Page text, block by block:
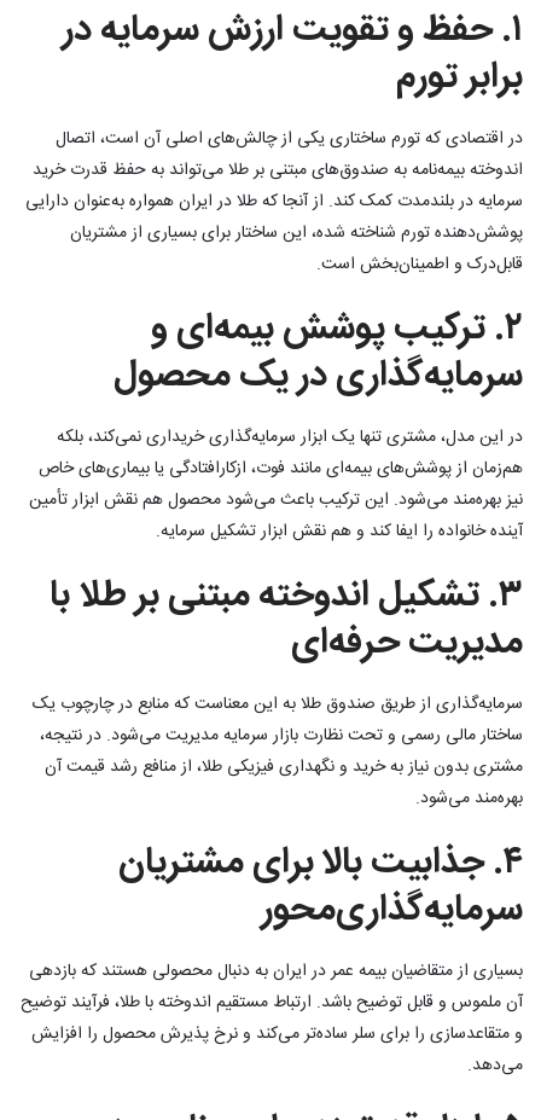
۱. حفظ و تقویت ارزش سرمایه در
برابر تورم
در اقتصادی که تورم ساختاری یکی از چالش‌های اصلی آن است، اتصال
اندوخته بیمه‌نامه به صندوق‌های مبتنی بر طلا می‌تواند به حفظ قدرت خرید
سرمایه در بلندمدت کمک کند. از آنجا که طلا در ایران همواره به‌عنوان دارایی
پوشش‌دهنده تورم شناخته شده، این ساختار برای بسیاری از مشتریان
قابل‌درک و اطمینان‌بخش است.
۲. ترکیب پوشش بیمه‌ای و
سرمایه‌گذاری در یک محصول
در این مدل، مشتری تنها یک ابزار سرمایه‌گذاری خریداری نمی‌کند، بلکه
هم‌زمان از پوشش‌های بیمه‌ای مانند فوت، ازکارافتادگی یا بیماری‌های خاص
نیز بهره‌مند می‌شود. این ترکیب باعث می‌شود محصول هم نقش ابزار تأمین
آینده خانواده را ایفا کند و هم نقش ابزار تشکیل سرمایه.
۳. تشکیل اندوخته مبتنی بر طلا با
مدیریت حرفه‌ای
سرمایه‌گذاری از طریق صندوق طلا به این معناست که منابع در چارچوب یک
ساختار مالی رسمی و تحت نظارت بازار سرمایه مدیریت می‌شود. در نتیجه،
مشتری بدون نیاز به خرید و نگهداری فیزیکی طلا، از منافع رشد قیمت آن
بهره‌مند می‌شود.
۴. جذابیت بالا برای مشتریان
سرمایه‌گذاری‌محور
بسیاری از متقاضیان بیمه عمر در ایران به دنبال محصولی هستند که بازدهی
آن ملموس و قابل توضیح باشد. ارتباط مستقیم اندوخته با طلا، فرآیند توضیح
و متقاعدسازی را برای سلر ساده‌تر می‌کند و نرخ پذیرش محصول را افزایش
می‌دهد.